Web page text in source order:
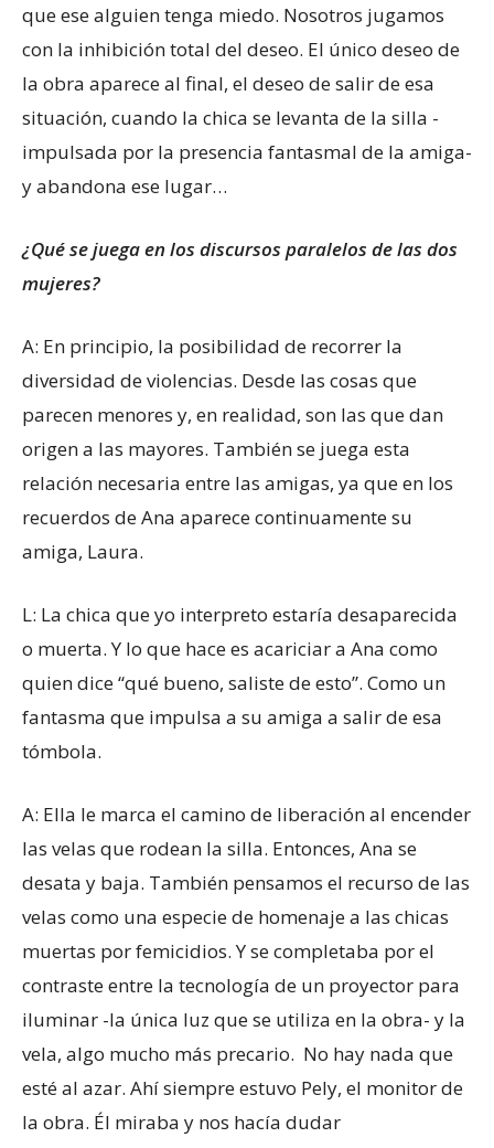
que ese alguien tenga miedo. Nosotros jugamos
con la inhibición total del deseo. El único deseo de
la obra aparece al final, el deseo de salir de esa
situación, cuando la chica se levanta de la silla -
impulsada por la presencia fantasmal de la amiga-
y abandona ese lugar…
¿Qué se juega en los discursos paralelos de las dos
mujeres?
A: En principio, la posibilidad de recorrer la
diversidad de violencias. Desde las cosas que
parecen menores y, en realidad, son las que dan
origen a las mayores. También se juega esta
relación necesaria entre las amigas, ya que en los
recuerdos de Ana aparece continuamente su
amiga, Laura.
L: La chica que yo interpreto estaría desaparecida
o muerta. Y lo que hace es acariciar a Ana como
quien dice “qué bueno, saliste de esto”. Como un
fantasma que impulsa a su amiga a salir de esa
tómbola.
A: Ella le marca el camino de liberación al encender
las velas que rodean la silla. Entonces, Ana se
desata y baja. También pensamos el recurso de las
velas como una especie de homenaje a las chicas
muertas por femicidios. Y se completaba por el
contraste entre la tecnología de un proyector para
iluminar -la única luz que se utiliza en la obra- y la
vela, algo mucho más precario. No hay nada que
esté al azar. Ahí siempre estuvo Pely, el monitor de
la obra. Él miraba y nos hacía dudar